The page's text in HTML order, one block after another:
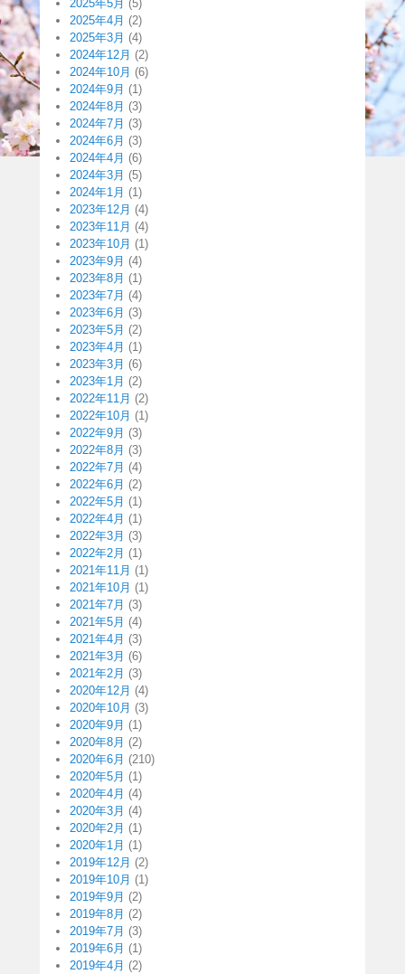
2025年5月 (5)
2025年4月 (2)
2025年3月 (4)
2024年12月 (2)
2024年10月 (6)
2024年9月 (1)
2024年8月 (3)
2024年7月 (3)
2024年6月 (3)
2024年4月 (6)
2024年3月 (5)
2024年1月 (1)
2023年12月 (4)
2023年11月 (4)
2023年10月 (1)
2023年9月 (4)
2023年8月 (1)
2023年7月 (4)
2023年6月 (3)
2023年5月 (2)
2023年4月 (1)
2023年3月 (6)
2023年1月 (2)
2022年11月 (2)
2022年10月 (1)
2022年9月 (3)
2022年8月 (3)
2022年7月 (4)
2022年6月 (2)
2022年5月 (1)
2022年4月 (1)
2022年3月 (3)
2022年2月 (1)
2021年11月 (1)
2021年10月 (1)
2021年7月 (3)
2021年5月 (4)
2021年4月 (3)
2021年3月 (6)
2021年2月 (3)
2020年12月 (4)
2020年10月 (3)
2020年9月 (1)
2020年8月 (2)
2020年6月 (210)
2020年5月 (1)
2020年4月 (4)
2020年3月 (4)
2020年2月 (1)
2020年1月 (1)
2019年12月 (2)
2019年10月 (1)
2019年9月 (2)
2019年8月 (2)
2019年7月 (3)
2019年6月 (1)
2019年4月 (2)